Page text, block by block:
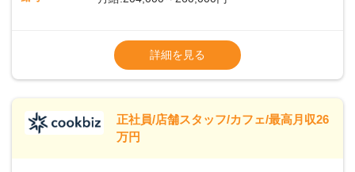
よ♪あなたも、無理なくステップアップできる環境で、少しず
つ成長していきませんか？
ます・東日本エリア：月給21万4000～27万
※経験・スキルを考慮の上、決定します。
※別途、残業代および各種手当あり
※試用期間なし
■店長職： ・西日本／月給26万7500円
詳細を見る
正社員/店舗スタッフ/カフェ/最高月収26
万円